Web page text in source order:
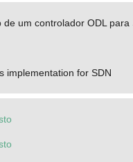
de um controlador ODL para
implementation for SDN